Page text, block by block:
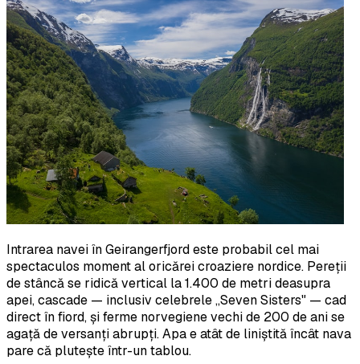
Intrarea navei în Geirangerfjord este probabil cel mai
spectaculos moment al oricărei croaziere nordice. Pereții
de stâncă se ridică vertical la 1.400 de metri deasupra
apei, cascade — inclusiv celebrele „Seven Sisters" — cad
direct în fiord, și ferme norvegiene vechi de 200 de ani se
agață de versanți abrupți. Apa e atât de liniștită încât nava
pare că plutește într-un tablou.